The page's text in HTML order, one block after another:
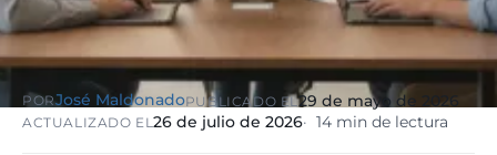
Evolución
Digital
Automatización,
IA aplicada,
eólico
Sanidad y
clínicas
hospitales
RGPD reforzado,
PORJosé MaldonadoPUBLICADO EL29 de mayo de 2026
ACTUALIZADO EL26 de julio de 2026 14 min de lectura